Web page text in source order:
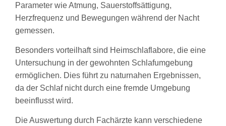
Parameter wie Atmung, Sauerstoffsättigung,
Herzfrequenz und Bewegungen während der Nacht
gemessen.
Besonders vorteilhaft sind Heimschlaflabore, die eine
Untersuchung in der gewohnten Schlafumgebung
ermöglichen. Dies führt zu naturnahen Ergebnissen,
da der Schlaf nicht durch eine fremde Umgebung
beeinflusst wird.
Die Auswertung durch Fachärzte kann verschiedene